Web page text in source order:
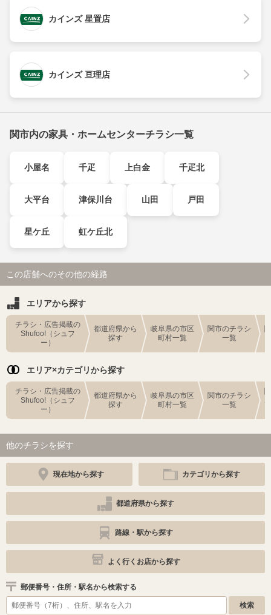
カインズ 星置店
カインズ 亘理店
関市内の家具・ホームセンターチラシ一覧
小屋名 千疋 上白金 千疋北
大平台 津保川台 山田 戸田
星ケ丘 虹ケ丘北
この店舗へのその他の経路
エリアから探す
チラシ・広告掲載の
Shufoo!（シュフ
ー）
都道府県から
探す
岐阜県の市区
町村一覧
関市のチラシ
一覧
エリア×カテゴリから探す
チラシ・広告掲載の
Shufoo!（シュフ
ー）
都道府県から
探す
岐阜県の市区
町村一覧
関市のチラシ
一覧
他のチラシを探す
現在地から探す カテゴリから探す
都道府県から探す
路線・駅から探す
よく行くお店から探す
郵便番号・住所・駅名から検索する